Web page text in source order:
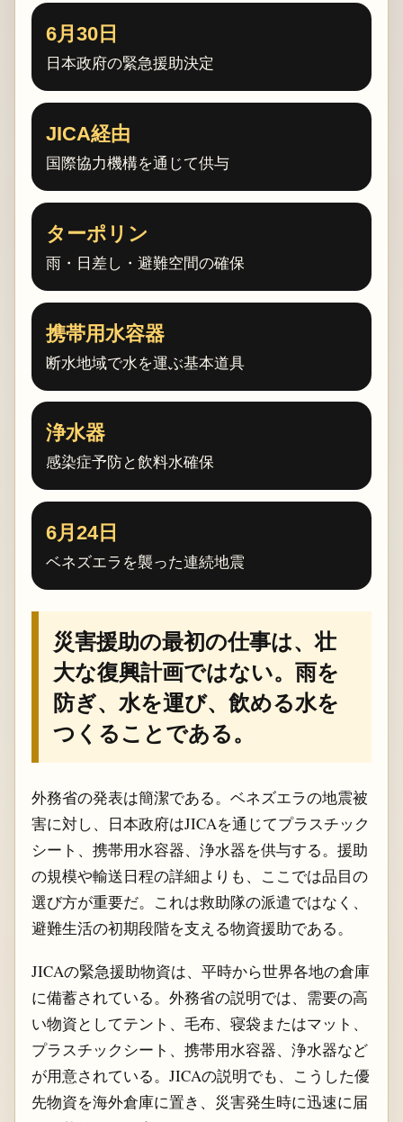
6月30日
日本政府の緊急援助決定
JICA経由
国際協力機構を通じて供与
ターポリン
雨・日差し・避難空間の確保
携帯用水容器
断水地域で水を運ぶ基本道具
浄水器
感染症予防と飲料水確保
6月24日
ベネズエラを襲った連続地震
災害援助の最初の仕事は、壮
大な復興計画ではない。雨を
防ぎ、水を運び、飲める水を
つくることである。
外務省の発表は簡潔である。ベネズエラの地震被
害に対し、日本政府はJICAを通じてプラスチック
シート、携帯用水容器、浄水器を供与する。援助
の規模や輸送日程の詳細よりも、ここでは品目の
選び方が重要だ。これは救助隊の派遣ではなく、
避難生活の初期段階を支える物資援助である。
JICAの緊急援助物資は、平時から世界各地の倉庫
に備蓄されている。外務省の説明では、需要の高
い物資としてテント、毛布、寝袋またはマット、
プラスチックシート、携帯用水容器、浄水器など
が用意されている。JICAの説明でも、こうした優
先物資を海外倉庫に置き、災害発生時に迅速に届